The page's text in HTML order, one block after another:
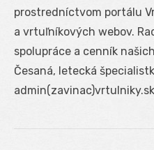
prostredníctvom portálu
a vrtuľníkových webov.
spolupráce a cenník
Česaná, letecká
admin(zavinac)vrtulniky.sk